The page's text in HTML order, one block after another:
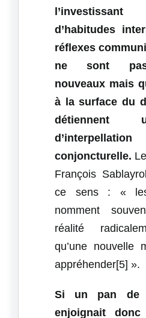
d’habitudes
réflexes
ne sont pas
nouveaux mais
à la surface du
détiennent
conjoncturelle.
François
ce sens : « les
nomment
réalité
qu’une nouvelle
appréhender[5] ».
Si un pan de
enjoignait